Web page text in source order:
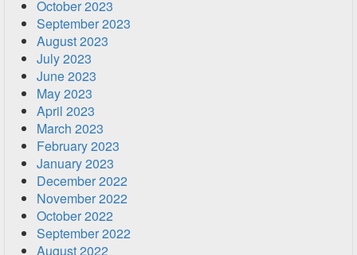
October 2023
September 2023
August 2023
July 2023
June 2023
May 2023
April 2023
March 2023
February 2023
January 2023
December 2022
November 2022
October 2022
September 2022
August 2022